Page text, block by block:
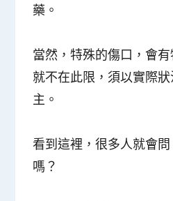
藥。
當然，特殊的傷口，會有
就不在此限，須以實際
主。
看到這裡，很多人就會
嗎？